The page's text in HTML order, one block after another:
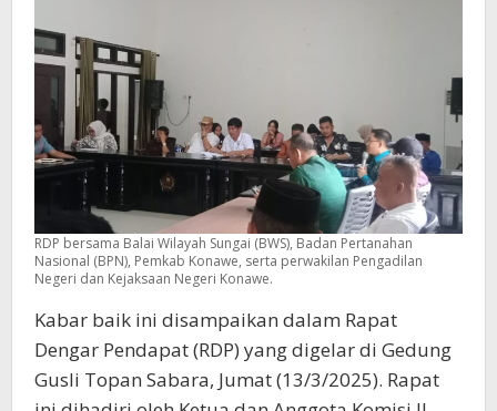
RDP bersama Balai Wilayah Sungai (BWS), Badan Pertanahan
Nasional (BPN), Pemkab Konawe, serta perwakilan Pengadilan
Negeri dan Kejaksaan Negeri Konawe.
Kabar baik ini disampaikan dalam Rapat
Dengar Pendapat (RDP) yang digelar di Gedung
Gusli Topan Sabara, Jumat (13/3/2025). Rapat